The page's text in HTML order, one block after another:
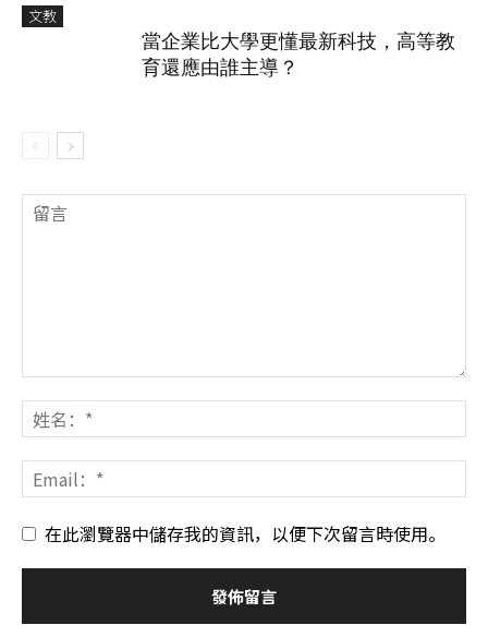
文教
當企業比大學更懂最新科技，高等教
育還應由誰主導？
在此瀏覽器中儲存我的資訊，以便下次留言時使用。